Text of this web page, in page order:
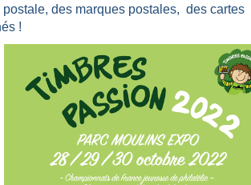
des marques postales, des cartes
!